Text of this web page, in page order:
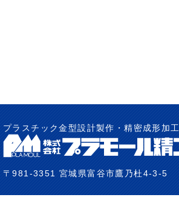
プラスチック金型設計製作・精密成形加工
〒981-3351 宮城県富谷市鷹乃杜4-3-5